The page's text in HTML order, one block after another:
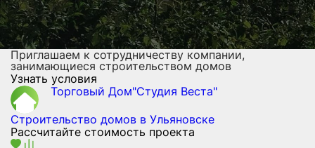
Приглашаем к сотрудничеству компании,
занимающиеся строительством домов
Узнать условия
Торговый Дом"Студия Веста"
Строительство домов в Ульяновске
Рассчитайте стоимость проекта